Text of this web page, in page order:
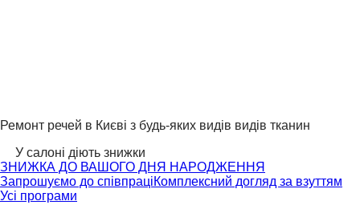
Ремонт речей в Києві з будь-яких видів видів тканин
У салоні діють знижки
ЗНИЖКА ДО ВАШОГО ДНЯ НАРОДЖЕННЯ
Запрошуємо до співпраціКомплексний догляд за взуттям
Усі програми